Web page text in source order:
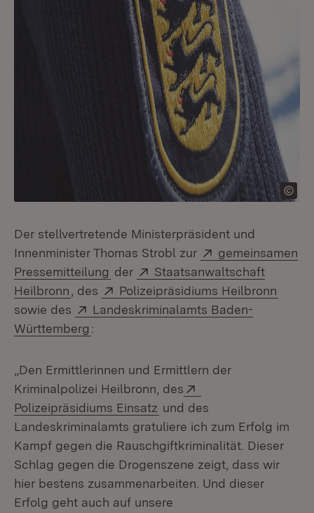
Der stellvertretende Ministerpräsident und
Innenminister Thomas Strobl zur
Extern:
gemeinsamen
Pressemitteilung (Öffnet in neuem Fenster)
der Extern:
Staatsanwaltschaft
Heilbronn (Öffnet in neuem Fenster)
, des Extern:
Polizeipräsidiums Heilbronn
sowie des
Extern:
Landeskriminalamts Baden-
Württemberg(Öffnet in neuem Fenster)
:
„Den Ermittlerinnen und Ermittlern der
Kriminalpolizei Heilbronn, des
Polizeipräsidiums Einsatz (Öffnet in neuem Fenster)
und des
Landeskriminalamts gratuliere ich zum Erfolg im
Kampf gegen die Rauschgiftkriminalität. Dieser
Schlag gegen die Drogenszene zeigt, dass wir
hier bestens zusammenarbeiten. Und dieser
Erfolg geht auch auf unsere